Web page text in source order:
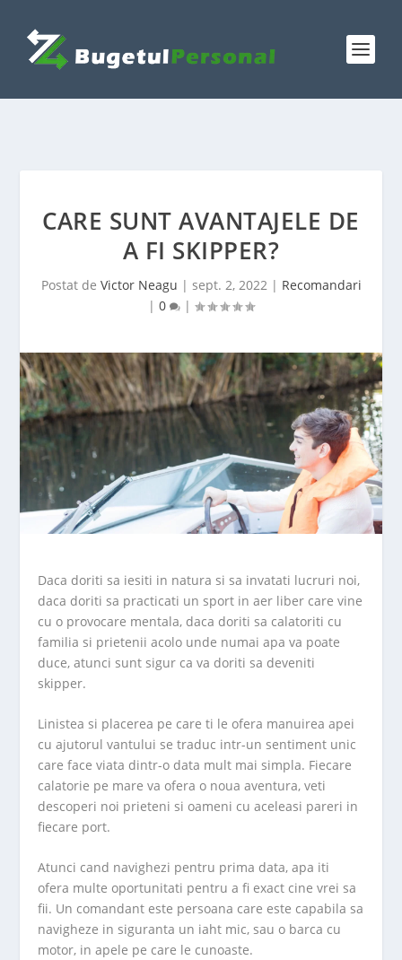
CARE SUNT AVANTAJELE DE
A FI SKIPPER?
Postat de Victor Neagu | sept. 2, 2022| Recomandari
| 0 |
Daca doriti sa iesiti in natura si sa invatati lucruri noi,
daca doriti sa practicati un sport in aer liber care vine
cu o provocare mentala, daca doriti sa calatoriti cu
familia si prietenii acolo unde numai apa va poate
duce, atunci sunt sigur ca va doriti sa deveniti
skipper.
Linistea si placerea pe care ti le ofera manuirea apei
cu ajutorul vantului se traduc intr-un sentiment unic
care face viata dintr-o data mult mai simpla. Fiecare
calatorie pe mare va ofera o noua aventura, veti
descoperi noi prieteni si oameni cu aceleasi pareri in
fiecare port.
Atunci cand navighezi pentru prima data, apa iti
ofera multe oportunitati pentru a fi exact cine vrei sa
fii. Un comandant este persoana care este capabila sa
navigheze in siguranta un iaht mic, sau o barca cu
motor, in apele pe care le cunoaste.